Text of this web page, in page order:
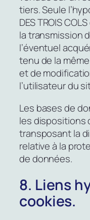
tiers. Seule
DES TROIS
la transmission
l’éventuel
tenu de la
et de
l’utilisateur du
Les bases de
les dispositions
transposant la
relative à la
de données.
8. Liens
cookies.